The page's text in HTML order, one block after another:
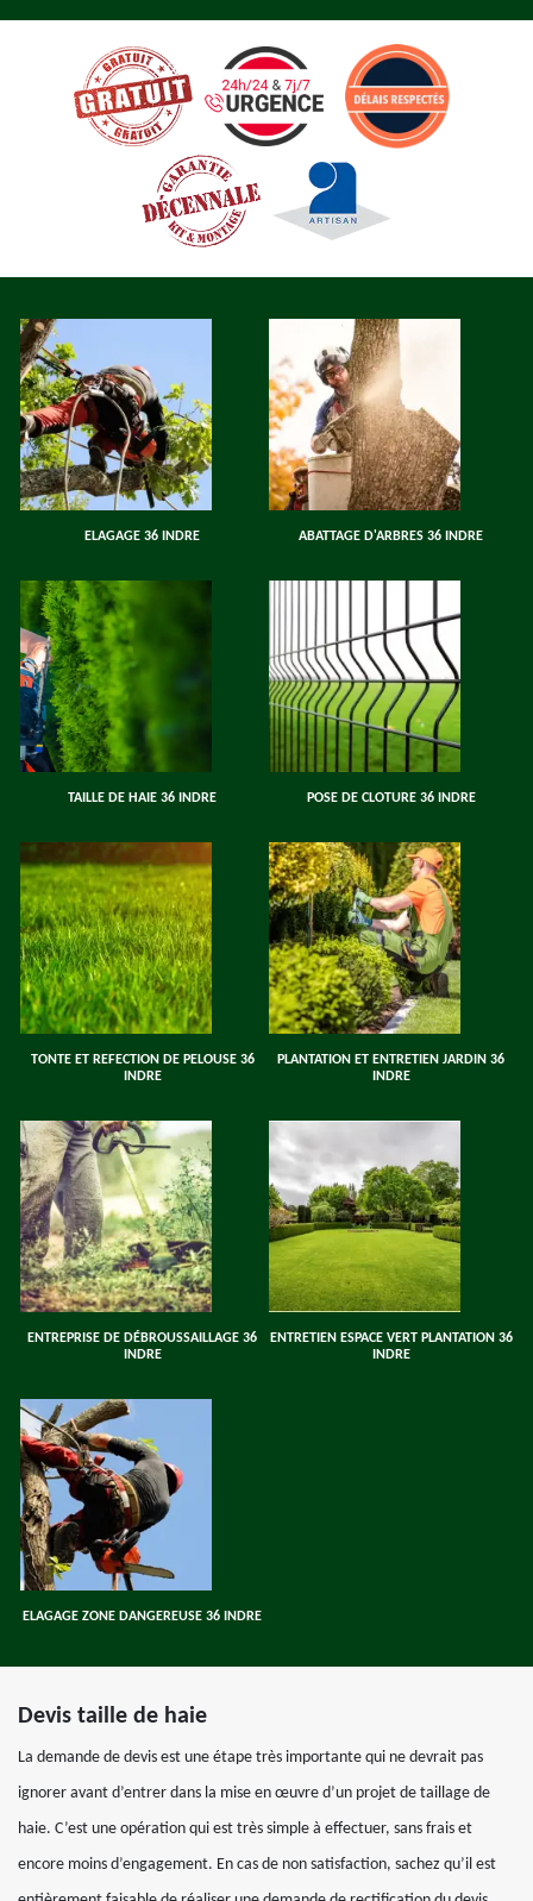
ELAGAGE 36 INDRE ABATTAGE D'ARBRES 36 INDRE
TAILLE DE HAIE 36 INDRE POSE DE CLOTURE 36 INDRE
TONTE ET REFECTION DE PELOUSE 36
INDRE
PLANTATION ET ENTRETIEN JARDIN 36
INDRE
ENTREPRISE DE DÉBROUSSAILLAGE 36
INDRE
ENTRETIEN ESPACE VERT PLANTATION 36
INDRE
ELAGAGE ZONE DANGEREUSE 36 INDRE
Devis taille de haie
La demande de devis est une étape très importante qui ne devrait pas
ignorer avant d’entrer dans la mise en œuvre d’un projet de taillage de
haie. C’est une opération qui est très simple à effectuer, sans frais et
encore moins d’engagement. En cas de non satisfaction, sachez qu’il est